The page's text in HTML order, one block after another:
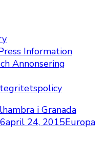
Information
Annonsering
i Granada
april 24, 2015Europa